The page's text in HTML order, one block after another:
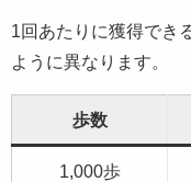
1回あたりに獲得でき
ように異なります。
歩数
1,000歩